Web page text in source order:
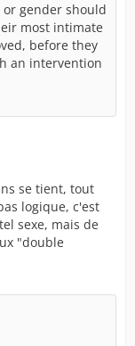
gender should
most intimate
before they
an intervention
se tient, tout
logique, c'est
sexe, mais de
"double